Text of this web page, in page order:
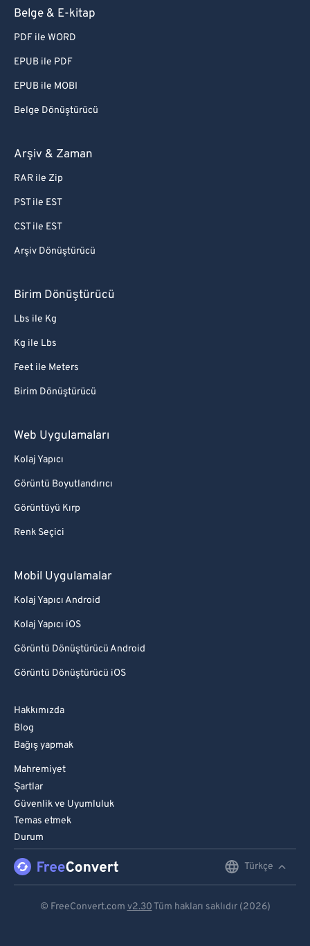
Belge & E-kitap
PDF ile WORD
EPUB ile PDF
EPUB ile MOBI
Belge Dönüştürücü
Arşiv & Zaman
RAR ile Zip
PST ile EST
CST ile EST
Arşiv Dönüştürücü
Birim Dönüştürücü
Lbs ile Kg
Kg ile Lbs
Feet ile Meters
Birim Dönüştürücü
Web Uygulamaları
Kolaj Yapıcı
Görüntü Boyutlandırıcı
Görüntüyü Kırp
Renk Seçici
Mobil Uygulamalar
Kolaj Yapıcı Android
Kolaj Yapıcı iOS
Görüntü Dönüştürücü Android
Görüntü Dönüştürücü iOS
Hakkımızda
Blog
Bağış yapmak
Mahremiyet
Şartlar
Güvenlik ve Uyumluluk
Temas etmek
Durum
Türkçe
© FreeConvert.com v2.30 Tüm hakları saklıdır (2026)